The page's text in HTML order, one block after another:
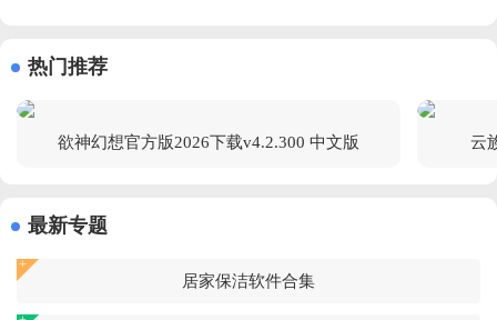
热门推荐
欲神幻想官方版2026下载v4.2.300 中文版 云
最新专题
居家保洁软件合集